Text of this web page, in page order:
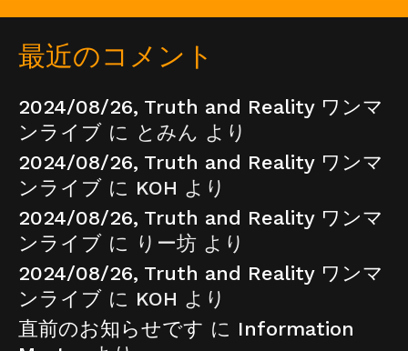
最近のコメント
2024/08/26, Truth and Reality ワンマ
ンライブ に とみん より
2024/08/26, Truth and Reality ワンマ
ンライブ に KOH より
2024/08/26, Truth and Reality ワンマ
ンライブ に りー坊 より
2024/08/26, Truth and Reality ワンマ
ンライブ に KOH より
直前のお知らせです に Information